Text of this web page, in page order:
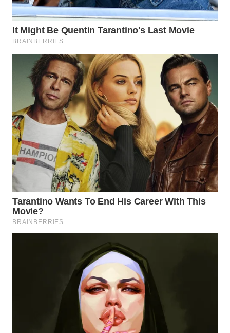
WN
PADANG
LAWAS
WN
SUMEDANG
WN
CIANJUR
WN
KEPULAUAN
SERIBU
WN
TANGERANG
WN